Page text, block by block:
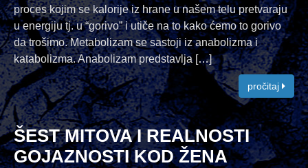
proces kojim se kalorije iz hrane u našem telu pretvaraju
u energiju tj. u “gorivo” i utiče na to kako ćemo to gorivo
da trošimo. Metabolizam se sastoji iz anabolizma i
katabolizma. Anabolizam predstavlja […]
pročitaj
ŠEST MITOVA I REALNOSTI
GOJAZNOSTI KOD ŽENA